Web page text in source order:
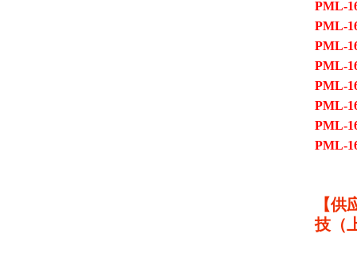
PML-
PML-
PML-
PML-
PML-
PML-
PML-
PML-
【
技（